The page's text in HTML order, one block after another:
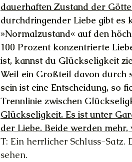
dauerhaften Zustand der
durchdringender Liebe gibt es
»Normalzustand« auf den
100 Prozent konzentrierte
ist, kannst du Glückseligkeit
Weil ein Großteil davon durch
sein ist eine Entscheidung, so
Trennlinie zwischen
Glückseligkeit. Es ist unter
der Liebe. Beide werden
T: Ein herrlicher Schluss-Satz.
sehen.